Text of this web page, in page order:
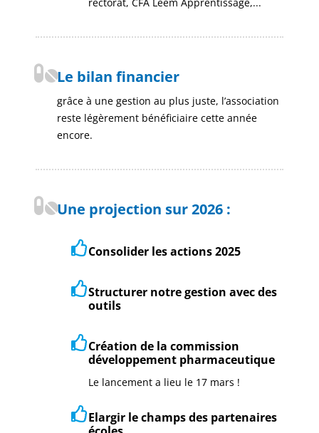
Le bilan financier
grâce à une gestion au plus juste, l’association
reste légèrement bénéficiaire cette année
encore.
Une projection sur 2026 :
Consolider les actions 2025
Structurer notre gestion avec des
outils
Création de la commission
développement pharmaceutique
Le lancement a lieu le 17 mars !
Elargir le champs des partenaires